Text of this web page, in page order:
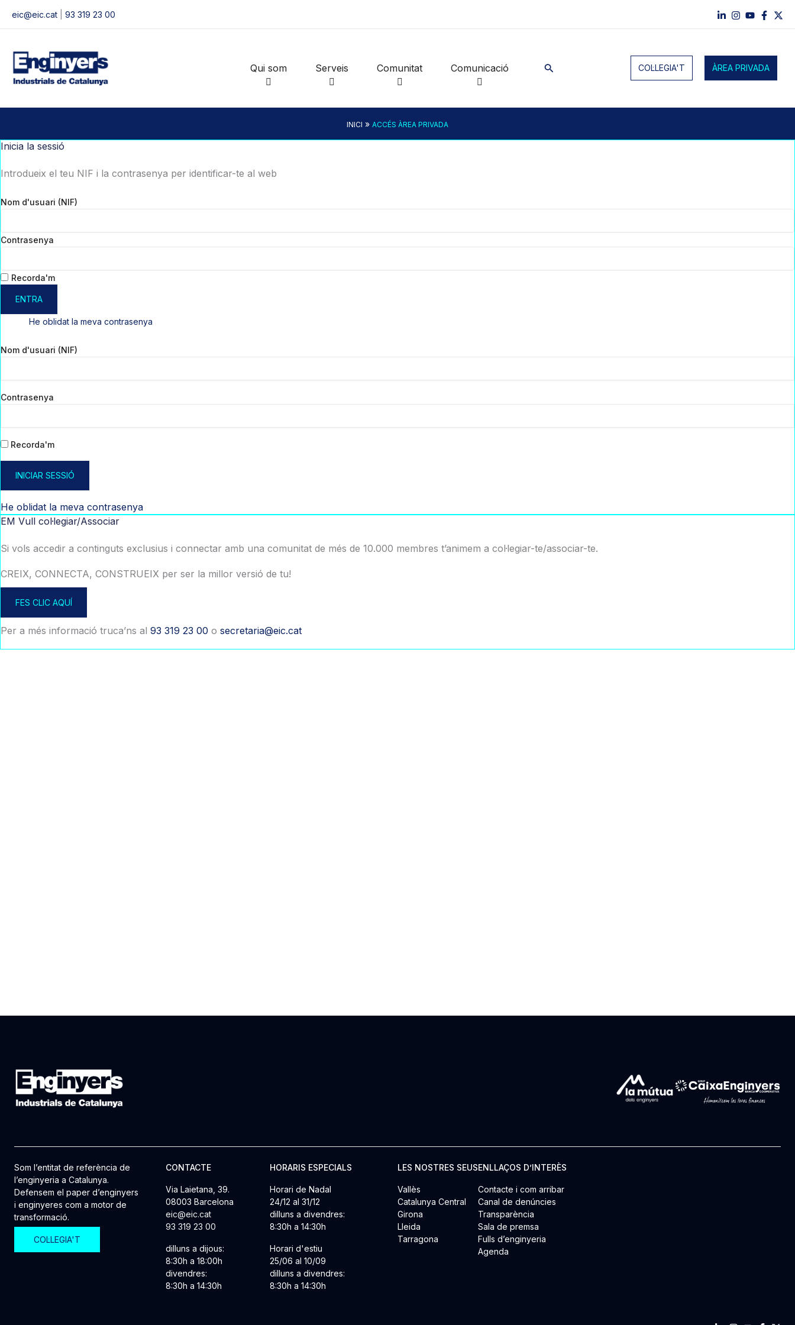
eic@eic.cat 93 319 23 00
Qui som Serveis Comunitat Comunicació Cerca COL·LEGIA'T ÀREA PRIVADA
INICI » ACCÉS ÀREA PRIVADA
Inicia la sessió
Introdueix el teu NIF i la contrasenya per identificar-te al web
Nom d'usuari (NIF)
Contrasenya
Recorda'm
ENTRA
He oblidat la meva contrasenya
Nom d'usuari (NIF)
Contrasenya
Recorda'm
INICIAR SESSIÓ
He oblidat la meva contrasenya
EM Vull col·legiar/Associar
Si vols accedir a continguts exclusius i connectar amb una comunitat de més de 10.000 membres t’animem a col·legiar-te/associar-te.
CREIX, CONNECTA, CONSTRUEIX per ser la millor versió de tu!
FES CLIC AQUÍ
Per a més informació truca’ns al 93 319 23 00 o secretaria@eic.cat
Som l’entitat de referència de
l’enginyeria a Catalunya.
Defensem el paper d’enginyers
i enginyeres com a motor de
transformació.
COL·LEGIA'T
CONTACTE
Via Laietana, 39.
08003 Barcelona
eic@eic.cat
93 319 23 00
dilluns a dijous:
8:30h a 18:00h
divendres:
8:30h a 14:30h
HORARIS ESPECIALS
Horari de Nadal
24/12 al 31/12
dilluns a divendres:
8:30h a 14:30h
Horari d'estiu
25/06 al 10/09
dilluns a divendres:
8:30h a 14:30h
LES NOSTRES SEUS
Vallès
Catalunya Central
Girona
Lleida
Tarragona
ENLLAÇOS D’INTERÈS
Contacte i com arribar
Canal de denúncies
Transparència
Sala de premsa
Fulls d’enginyeria
Agenda